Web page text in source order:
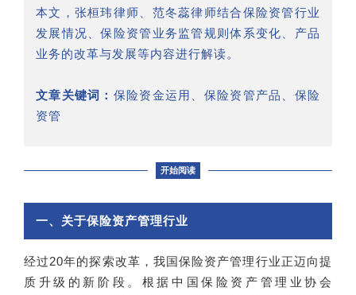
本文，张桓玮律师、范冬蕊律师结合保险资管行业
发展情况、保险资管业务监管规则体系变化、产品
业务的改革与发展等内容进行解读。
文章关键词： 保险资金运用、保险资管产品、保险
资管
开始阅读
一、关于保险资产管理行业
经过20年的探索改革，我国保险资产管理行业正迈向提
质升级的新阶段。根据中国保险资产管理业协会